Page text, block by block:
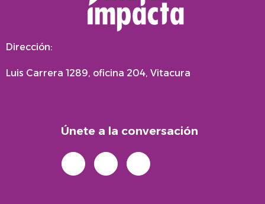
Dirección:
Luis Carrera 1289, oficina 204, Vitacura
Únete a la conversación